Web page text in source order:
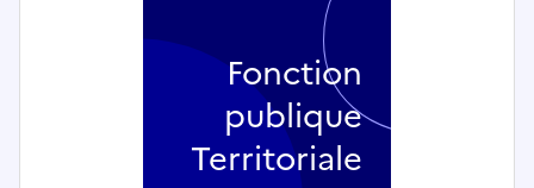
Fonction
publique
Territoriale